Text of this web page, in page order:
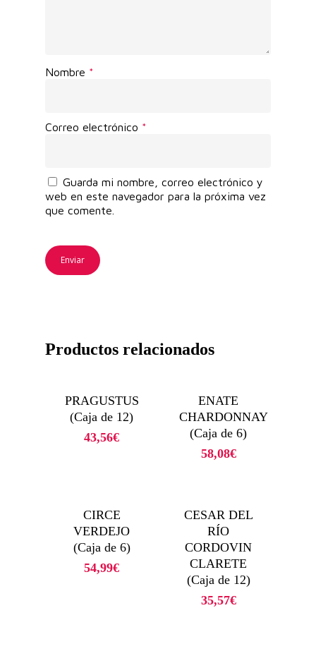
Nombre *
Correo electrónico *
Guarda mi nombre, correo electrónico y
web en este navegador para la próxima vez
que comente.
Productos relacionados
PRAGUSTUS
(Caja de 12)
43,56€
ENATE
CHARDONNAY
(Caja de 6)
58,08€
CIRCE
VERDEJO
(Caja de 6)
54,99€
CESAR DEL
RÍO
CORDOVIN
CLARETE
(Caja de 12)
35,57€